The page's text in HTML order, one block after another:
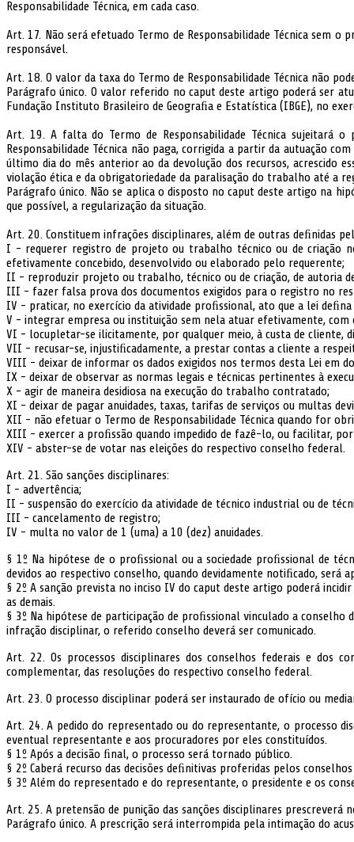
Responsabilidade Técnica, em cada caso.
Art. 17. Não será efetuado Termo de Responsabilidade Técnica sem
responsável.
Art. 18. O valor da taxa do Termo de Responsabilidade Técnica não
Parágrafo único. O valor referido no caput deste artigo poderá ser
Fundação Instituto Brasileiro de Geograﬁa e Estatística (IBGE), no
Art. 19. A falta do Termo de Responsabilidade Técnica sujeitará
Responsabilidade Técnica não paga, corrigida a partir da autuação
último dia do mês anterior ao da devolução dos recursos, acrescido
violação ética e da obrigatoriedade da paralisação do trabalho até a
Parágrafo único. Não se aplica o disposto no caput deste artigo na
que possível, a regularização da situação.
Art. 20. Constituem infrações disciplinares, além de outras deﬁnidas
I - requerer registro de projeto ou trabalho técnico ou de criação
efetivamente concebido, desenvolvido ou elaborado pelo requerente;
II - reproduzir projeto ou trabalho, técnico ou de criação, de autoria
III - fazer falsa prova dos documentos exigidos para o registro no
IV - praticar, no exercício da atividade proﬁssional, ato que a lei
V - integrar empresa ou instituição sem nela atuar efetivamente,
VI - locupletar-se ilicitamente, por qualquer meio, à custa de cliente,
VII - recusar-se, injustiﬁcadamente, a prestar contas a cliente a
VIII - deixar de informar os dados exigidos nos termos desta Lei em
IX - deixar de observar as normas legais e técnicas pertinentes à
X - agir de maneira desidiosa na execução do trabalho contratado;
XI - deixar de pagar anuidades, taxas, tarifas de serviços ou multas
XII - não efetuar o Termo de Responsabilidade Técnica quando for
XIII - exercer a proﬁssão quando impedido de fazê-lo, ou facilitar, por
XIV - abster-se de votar nas eleições do respectivo conselho federal.
Art. 21. São sanções disciplinares:
I - advertência;
II - suspensão do exercício da atividade de técnico industrial ou de
III - cancelamento de registro;
IV - multa no valor de 1 (uma) a 10 (dez) anuidades.
§ 1º Na hipótese de o proﬁssional ou a sociedade proﬁssional de
devidos ao respectivo conselho, quando devidamente notiﬁcado, será
§ 2º A sanção prevista no inciso IV do caput deste artigo poderá
as demais.
§ 3º Na hipótese de participação de proﬁssional vinculado a conselho
infração disciplinar, o referido conselho deverá ser comunicado.
Art. 22. Os processos disciplinares dos conselhos federais e dos
complementar, das resoluções do respectivo conselho federal.
Art. 23. O processo disciplinar poderá ser instaurado de ofício ou
Art. 24. A pedido do representado ou do representante, o processo
eventual representante e aos procuradores por eles constituídos.
§ 1º Após a decisão ﬁnal, o processo será tornado público.
§ 2º Caberá recurso das decisões deﬁnitivas proferidas pelos
§ 3º Além do representado e do representante, o presidente e os
Art. 25. A pretensão de punição das sanções disciplinares
Parágrafo único. A prescrição será interrompida pela intimação do